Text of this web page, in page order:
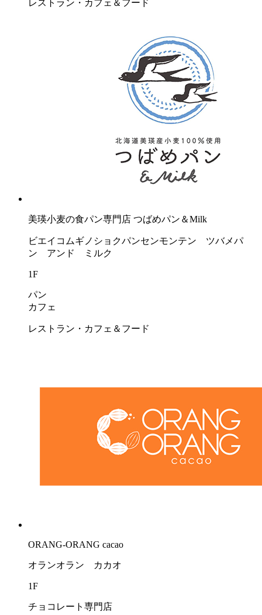
レストラン・カフェ＆フード
美瑛小麦の食パン専門店 つばめパン＆Milk
ビエイコムギノショクパンセンモンテン ツバメパ
ン アンド ミルク
1F
パン
カフェ
レストラン・カフェ＆フード
ORANG-ORANG cacao
オランオラン カカオ
1F
チョコレート専門店